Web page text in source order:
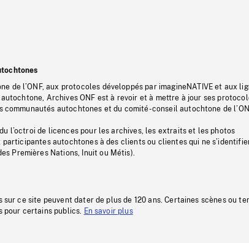
de l’ONF, aux protocoles développés par imagineNATIVE et aux
Archives ONF est à revoir et à mettre à jour ses
communautés autochtones et du comité-conseil autochtone de
l’octroi de licences pour les archives, les extraits et les photos
autochtones à des clients ou clientes qui ne
Premières Nations, Inuit ou Métis).
ce site peuvent dater de plus de 120 ans. Certaines scènes ou
certains publics. En savoir plus